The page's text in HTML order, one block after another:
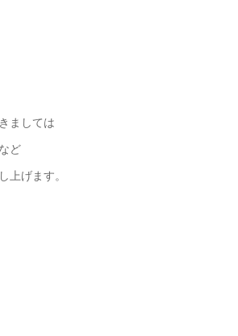
ましては
ど
上げます。